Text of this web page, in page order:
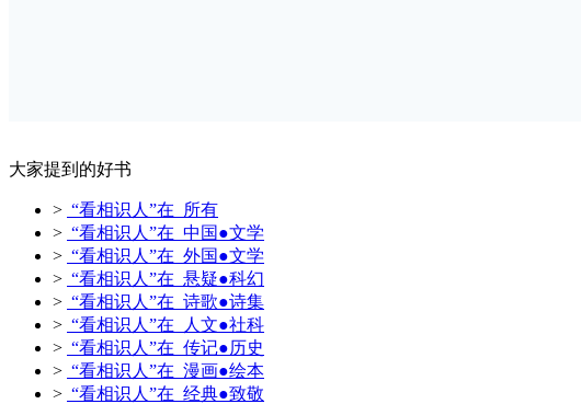
大家提到的好书
> “看相识人”在 所有
> “看相识人”在 中国●文学
> “看相识人”在 外国●文学
> “看相识人”在 悬疑●科幻
> “看相识人”在 诗歌●诗集
> “看相识人”在 人文●社科
> “看相识人”在 传记●历史
> “看相识人”在 漫画●绘本
> “看相识人”在 经典●致敬